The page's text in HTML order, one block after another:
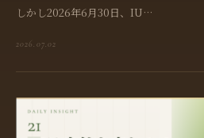
しかし2026年6月30日、IU…
2026.07.02